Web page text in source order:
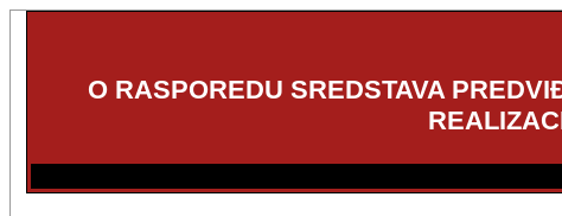
O RASPOREDU SREDSTAVA